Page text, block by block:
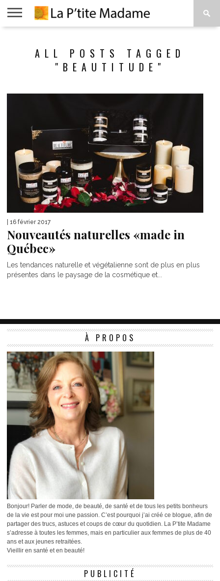
VIVRE
PROPOSALL POSTS TAGGED
"BEAUTITUDE"
| 16 février 2017
Nouveautés naturelles «made in
Québec»
Les tendances naturelle et végétalienne sont de plus en plus
présentes dans le paysage de la cosmétique et...
À PROPOS
Bonjour! Parler de mode, de beauté, de santé et de tous les petits bonheurs
de la vie est pour moi une passion. C’est pourquoi j’ai créé ce blogue, afin de
partager des trucs, astuces et coups de cœur du quotidien. La P’tite Madame
s’adresse à toutes les femmes, mais en particulier aux femmes de plus de 40
ans et aux jeunes retraitées.
Vieillir en santé et en beauté!
PUBLICITÉ